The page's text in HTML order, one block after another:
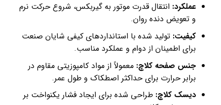
عملکرد:انتقال قدرت موتور به گیربکس، شروع حرکت نرم
و تعویض دنده روان.
کیفیت:تولید شده با استانداردهای کیفی شایان صنعت
برای اطمینان از دوام و عملکرد مناسب.
جنس صفحه کلاچ:معمولاً از مواد کامپوزیتی مقاوم در
برابر حرارت برای حداکثر اصطکاک و طول عمر.
دیسک کلاچ:طراحی شده برای ایجاد فشار یکنواخت بر